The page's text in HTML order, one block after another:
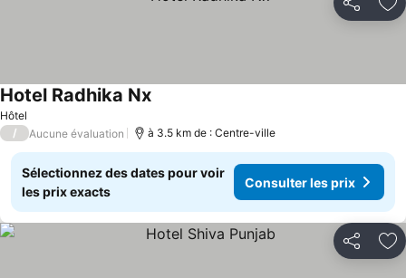
Partager
Hôtel
Hotel Radhika Nx
/ Aucune évaluation à 3.5 km de : Centre-ville
Sélectionnez des dates pour voir
les prix exacts
Consulter les prix
Partager